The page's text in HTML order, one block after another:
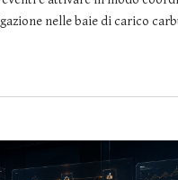
nelle baie di carico